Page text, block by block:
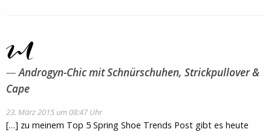
Androgyn-Chic mit Schnürschuhen, Strickpullover &
Cape
23. März 2015 um 08:47 Uhr
[…] zu meinem Top 5 Spring Shoe Trends Post gibt es heute